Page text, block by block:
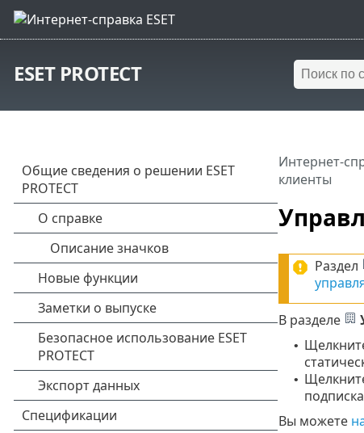
ESET PROTECT
Интернет-
клиенты
Раздел
В разделе
•
•
Вы можете